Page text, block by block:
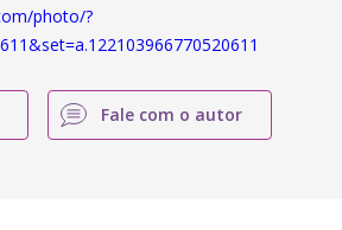
photo/?
Fale com o autor